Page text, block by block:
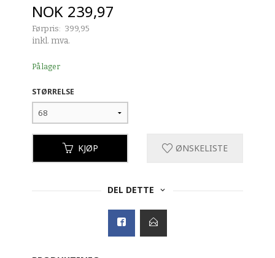
Tilbud
NOK 239,97
Førpris: 399,95
Rabatt
inkl. mva.
På lager
STØRRELSE
KJØP ØNSKELISTE
DEL DETTE